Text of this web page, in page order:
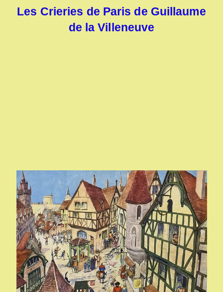
Les Crieries de Paris de Guillaume
de la Villeneuve